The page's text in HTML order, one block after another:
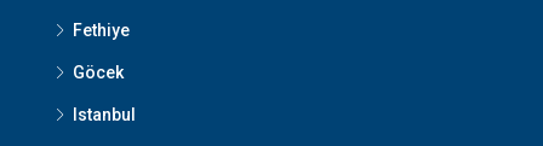
Fethiye
Göcek
Istanbul